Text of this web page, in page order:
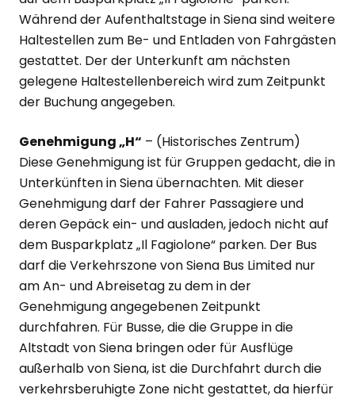
Während der Aufenthaltstage in Siena sind weitere
Haltestellen zum Be- und Entladen von Fahrgästen
gestattet. Der der Unterkunft am nächsten
gelegene Haltestellenbereich wird zum Zeitpunkt
der Buchung angegeben.
Genehmigung „H“ – (Historisches Zentrum)
Diese Genehmigung ist für Gruppen gedacht, die in
Unterkünften in Siena übernachten. Mit dieser
Genehmigung darf der Fahrer Passagiere und
deren Gepäck ein- und ausladen, jedoch nicht auf
dem Busparkplatz „Il Fagiolone“ parken. Der Bus
darf die Verkehrszone von Siena Bus Limited nur
am An- und Abreisetag zu dem in der
Genehmigung angegebenen Zeitpunkt
durchfahren. Für Busse, die die Gruppe in die
Altstadt von Siena bringen oder für Ausflüge
außerhalb von Siena, ist die Durchfahrt durch die
verkehrsberuhigte Zone nicht gestattet, da hierfür